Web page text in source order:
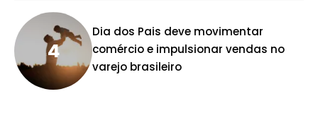
Dia dos Pais deve movimentar
comércio e impulsionar vendas no
varejo brasileiro